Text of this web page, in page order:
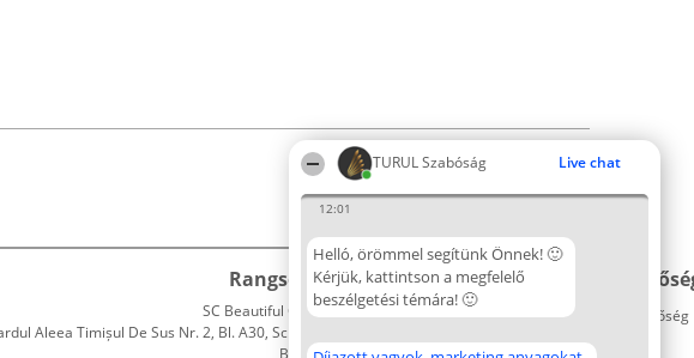
TURUL Szabóság Live chat
12:01
Helló, örömmel segítünk Önnek! 🙂
Kérjük, kattintson a megfelelő
beszélgetési témára! 🙂
Rangsorszervező
SC Beautiful Company S.R.L.
Aleea Timișul De Sus Nr. 2, Bl. A30, Sc. A, Et. 4, Ap. 13
Bukarest 53-238
Népszavazás
Nyertesek
díjazottak
Elérhetőség